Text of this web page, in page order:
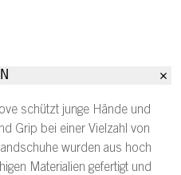
schützt junge Hände und
Grip bei einer Vielzahl von
wurden aus hoch
Materialien gefertigt und